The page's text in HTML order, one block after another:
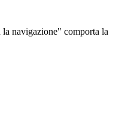
navigazione" comporta la